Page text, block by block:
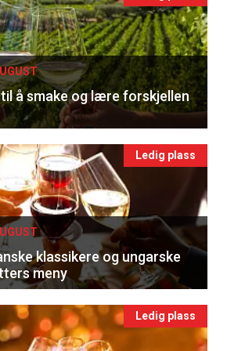
å smake og lære forskjellen
Ledig plass
klassikere og ungarske
meny
Ledig plass